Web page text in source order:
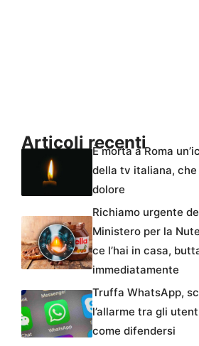
Articoli recenti
È morta a Roma
della tv italiana, che
dolore
Richiamo urgente
Ministero per la
ce l’hai in casa,
immediatamente
Truffa WhatsApp,
l’allarme tra gli
come difendersi